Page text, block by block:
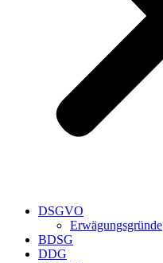
DSGVO
Erwägungsgründe
BDSG
DDG